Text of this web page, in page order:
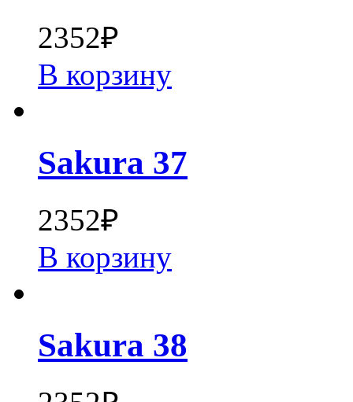
2352₽
В корзину
Sakura 37
2352₽
В корзину
Sakura 38